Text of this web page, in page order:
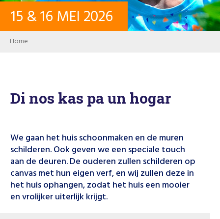
CONTACT
Zoeken
15 &16 MEI 2026
Breadcrumb
Home
Di nos kas pa un hogar
We gaan het huis schoonmaken en de muren
schilderen. Ook geven we een speciale touch
aan de deuren. De ouderen zullen schilderen op
canvas met hun eigen verf, en wij zullen deze in
het huis ophangen, zodat het huis een mooier
en vrolijker uiterlijk krijgt.